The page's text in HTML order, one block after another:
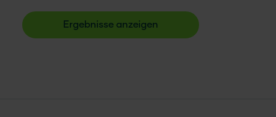
Ergebnisse anzeigen